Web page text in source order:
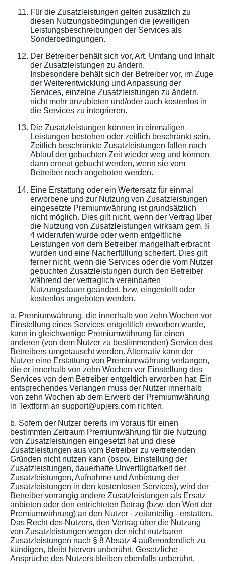
Für die Zusatzleistungen gelten zusätzlich zu
diesen Nutzungsbedingungen die jeweiligen
Leistungsbeschreibungen der Services als
Sonderbedingungen.
Der Betreiber behält sich vor, Art, Umfang und Inhalt
der Zusatzleistungen zu ändern.
Insbesondere behält sich der Betreiber vor, im Zuge
der Weiterentwicklung und Anpassung der
Services, einzelne Zusatzleistungen zu ändern,
nicht mehr anzubieten und/oder auch kostenlos in
die Services zu integrieren.
Die Zusatzleistungen können in einmaligen
Leistungen bestehen oder zeitlich beschränkt sein.
Zeitlich beschränkte Zusatzleistungen fallen nach
Ablauf der gebuchten Zeit wieder weg und können
dann erneut gebucht werden, wenn sie vom
Betreiber noch angeboten werden.
Eine Erstattung oder ein Wertersatz für einmal
erworbene und zur Nutzung von Zusatzleistungen
eingesetzte Premiumwährung ist grundsätzlich
nicht möglich. Dies gilt nicht, wenn der Vertrag über
die Nutzung von Zusatzleistungen wirksam gem. §
4 widerrufen wurde oder wenn entgeltliche
Leistungen von dem Betreiber mangelhaft erbracht
wurden und eine Nacherfüllung scheitert. Dies gilt
ferner nicht, wenn die Services oder die vom Nutzer
gebuchten Zusatzleistungen durch den Betreiber
während der vertraglich vereinbarten
Nutzungsdauer geändert, bzw. eingestellt oder
kostenlos angeboten werden.
a. Premiumwährung, die innerhalb von zehn Wochen vor
Einstellung eines Services entgeltlich erworben wurde,
kann in gleichwertige Premiumwährung für einen
anderen (von dem Nutzer zu bestimmenden) Service des
Betreibers umgetauscht werden. Alternativ kann der
Nutzer eine Erstattung von Premiumwährung verlangen,
die er innerhalb von zehn Wochen vor Einstellung des
Services von dem Betreiber entgeltlich erworben hat. Ein
entsprechendes Verlangen muss der Nutzer innerhalb
von zehn Wochen ab dem Erwerb der Premiumwährung
in Textform an support@upjers.com richten.
b. Sofern der Nutzer bereits im Voraus für einen
bestimmten Zeitraum Premiumwährung für die Nutzung
von Zusatzleistungen eingesetzt hat und diese
Zusatzleistungen aus vom Betreiber zu vertretenden
Gründen nicht nutzen kann (bspw. Einstellung der
Zusatzleistungen, dauerhafte Unverfügbarkeit der
Zusatzleistungen, Aufnahme und Anbietung der
Zusatzleistungen in den kostenlosen Services), wird der
Betreiber vorrangig andere Zusatzleistungen als Ersatz
anbieten oder den entrichteten Betrag (bzw. den Wert der
Premiumwährung) an den Nutzer - zeitanteilig - erstatten.
Das Recht des Nutzers, den Vertrag über die Nutzung
von Zusatzleistungen wegen der nicht nutzbaren
Zusatzleistungen nach § 8 Absatz 4 außerordentlich zu
kündigen, bleibt hiervon unberührt. Gesetzliche
Ansprüche des Nutzers bleiben ebenfalls unberührt.